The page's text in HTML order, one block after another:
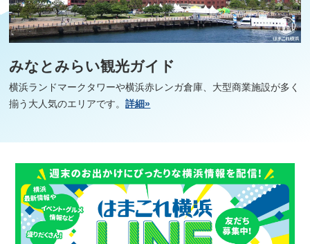
みなとみらい観光ガイド
横浜ランドマークタワーや横浜赤レンガ倉庫、大型商業施設が多く
揃う大人気のエリアです。詳細»